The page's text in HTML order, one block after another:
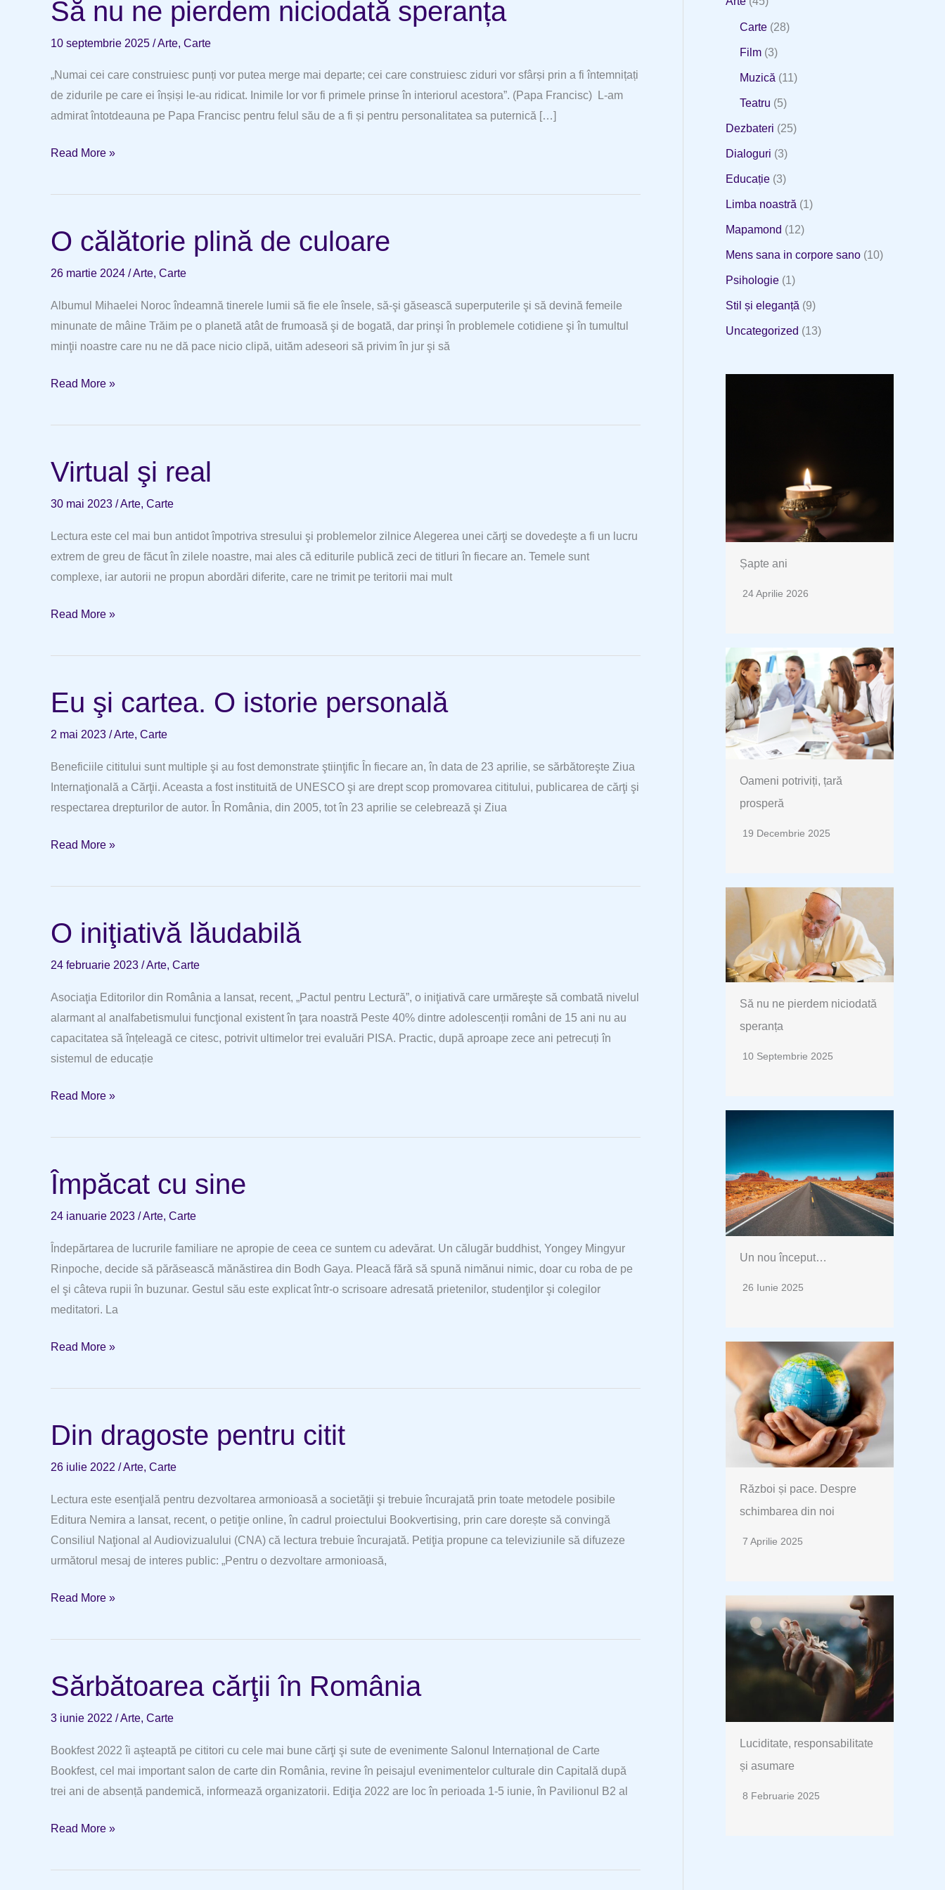
Să nu ne pierdem niciodată speranța
10 septembrie 2025 /Arte, Carte
„Numai cei care construiesc punți vor putea merge mai departe; cei care construiesc ziduri vor sfârși prin a fi întemnițați
de zidurile pe care ei înșiși le-au ridicat. Inimile lor vor fi primele prinse în interiorul acestora”. (Papa Francisc) L-am
admirat întotdeauna pe Papa Francisc pentru felul său de a fi și pentru personalitatea sa puternică […]
Să
ne
niciodată
speranța
Read More »
O călătorie plină de culoare
26 martie 2024 /Arte, Carte
Albumul Mihaelei Noroc îndeamnă tinerele lumii să fie ele însele, să-şi găsească superputerile şi să devină femeile
minunate de mâine Trăim pe o planetă atât de frumoasă şi de bogată, dar prinşi în problemele cotidiene şi în tumultul
minţii noastre care nu ne dă pace nicio clipă, uităm adeseori să privim în jur şi să
O
plină
culoare
Read More »
Virtual şi real
30 mai 2023 /Arte, Carte
Lectura este cel mai bun antidot împotriva stresului şi problemelor zilnice Alegerea unei cărţi se dovedeşte a fi un lucru
extrem de greu de făcut în zilele noastre, mai ales că editurile publică zeci de titluri în fiecare an. Temele sunt
complexe, iar autorii ne propun abordări diferite, care ne trimit pe teritorii mai mult
Virtual
real
Read More »
Eu şi cartea. O istorie personală
2 mai 2023 /Arte, Carte
Beneficiile cititului sunt multiple şi au fost demonstrate ştiinţific În fiecare an, în data de 23 aprilie, se sărbătoreşte Ziua
Internaţională a Cărţii. Aceasta a fost instituită de UNESCO şi are drept scop promovarea cititului, publicarea de cărţi şi
respectarea drepturilor de autor. În România, din 2005, tot în 23 aprilie se celebrează şi Ziua
Eu
cartea.
istorie
personală
Read More »
O iniţiativă lăudabilă
24 februarie 2023 /Arte, Carte
Asociaţia Editorilor din România a lansat, recent, „Pactul pentru Lectură”, o iniţiativă care urmăreşte să combată nivelul
alarmant al analfabetismului funcţional existent în ţara noastră Peste 40% dintre adolescenții români de 15 ani nu au
capacitatea să înțeleagă ce citesc, potrivit ultimelor trei evaluări PISA. Practic, după aproape zece ani petrecuți în
sistemul de educație
O
lăudabilă
Read More »
Împăcat cu sine
24 ianuarie 2023 /Arte, Carte
Îndepărtarea de lucrurile familiare ne apropie de ceea ce suntem cu adevărat. Un călugăr buddhist, Yongey Mingyur
Rinpoche, decide să părăsească mănăstirea din Bodh Gaya. Pleacă fără să spună nimănui nimic, doar cu roba de pe
el şi câteva rupii în buzunar. Gestul său este explicat într-o scrisoare adresată prietenilor, studenţilor şi colegilor
meditatori. La
Împăcat
sine
Read More »
Din dragoste pentru citit
26 iulie 2022 /Arte, Carte
Lectura este esenţială pentru dezvoltarea armonioasă a societăţii şi trebuie încurajată prin toate metodele posibile
Editura Nemira a lansat, recent, o petiţie online, în cadrul proiectului Bookvertising, prin care dorește să convingă
Consiliul Naţional al Audiovizualului (CNA) că lectura trebuie încurajată. Petiţia propune ca televiziunile să difuzeze
următorul mesaj de interes public: „Pentru o dezvoltare armonioasă,
Din
pentru
Read More »
Sărbătoarea cărţii în România
3 iunie 2022 /Arte, Carte
Bookfest 2022 îi aşteaptă pe cititori cu cele mai bune cărţi şi sute de evenimente Salonul Internațional de Carte
Bookfest, cel mai important salon de carte din România, revine în peisajul evenimentelor culturale din Capitală după
trei ani de absență pandemică, informează organizatorii. Ediţia 2022 are loc în perioada 1-5 iunie, în Pavilionul B2 al
Sărbătoarea
în
Read More »
Carte (28)
Film (3)
Muzică (11)
Teatru (5)
Dezbateri (25)
Dialoguri (3)
Educație (3)
Limba noastră (1)
Mapamond (12)
Mens sana in corpore sano (10)
Psihologie (1)
Stil și eleganță (9)
Uncategorized (13)
Șapte ani
24 Aprilie 2026
Oameni potriviți, țară
prosperă
19 Decembrie 2025
Să nu ne pierdem niciodată
speranța
10 Septembrie 2025
Un nou început…
26 Iunie 2025
Război și pace. Despre
schimbarea din noi
7 Aprilie 2025
Luciditate, responsabilitate
și asumare
8 Februarie 2025